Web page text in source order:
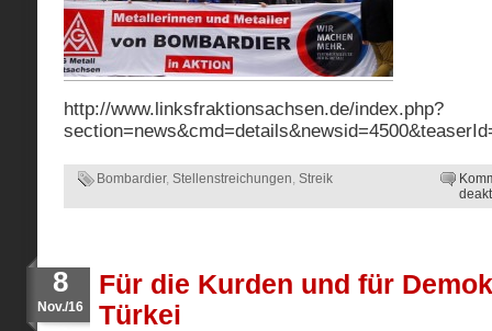
http://www.linksfraktionsachsen.de/index.php?
Bombardier, Stellenstreichungen, Streik
8
Nov./16
Für die Kurden und für
Türkei